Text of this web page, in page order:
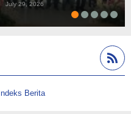
July 29, 2026
Indeks Berita